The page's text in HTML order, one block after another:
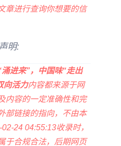
章进行查询你想要的信
明:
进来”，中国味“走出
向活力内容都来源于网
内容的一定准确性和完
部链接的指向，不由本
24 04:55:13收录时，
于合规合法，后期网页